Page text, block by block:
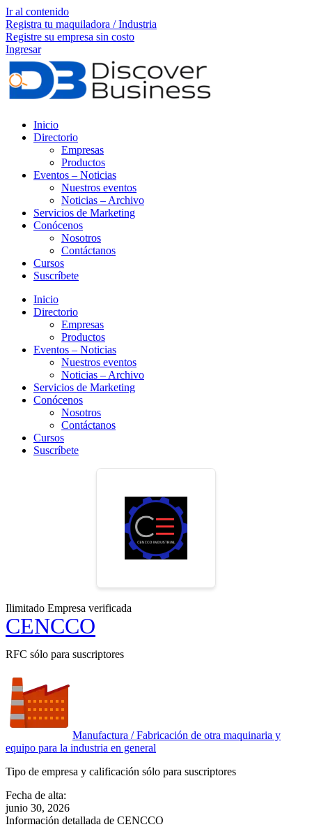
Ir al contenido
Registra tu maquiladora / Industria
Registre su empresa sin costo
Ingresar
Inicio
Directorio
Empresas
Productos
Eventos – Noticias
Nuestros eventos
Noticias – Archivo
Servicios de Marketing
Conócenos
Nosotros
Contáctanos
Cursos
Suscríbete
Inicio
Directorio
Empresas
Productos
Eventos – Noticias
Nuestros eventos
Noticias – Archivo
Servicios de Marketing
Conócenos
Nosotros
Contáctanos
Cursos
Suscríbete
Ilimitado Empresa verificada
CENCCO
RFC sólo para suscriptores
Manufactura / Fabricación de otra maquinaria y
equipo para la industria en general
Tipo de empresa y calificación sólo para suscriptores
Fecha de alta:
junio 30, 2026
Información detallada de CENCCO